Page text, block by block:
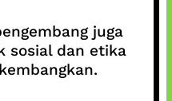
juga
sosial dan etika